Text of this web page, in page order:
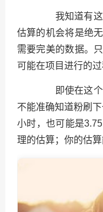
我知道有这
估算的机会将是绝
需要完美的数据。
可能在项目进行的过
即使在这个
不能准确知道粉刷
小时，也可能是
理的估算；你的估